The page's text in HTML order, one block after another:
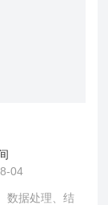
04
数据处理、结